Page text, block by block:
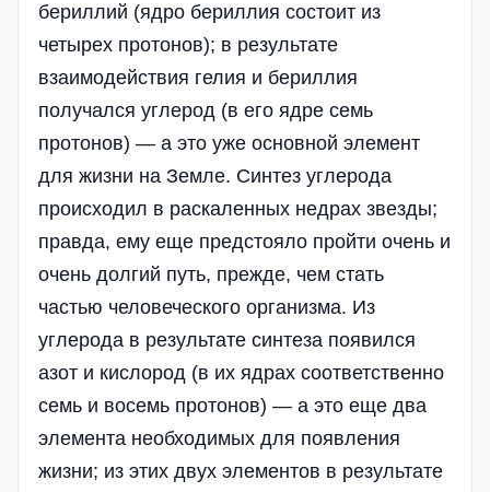
бериллий (ядро бериллия состоит из
четырех протонов); в результате
взаимодействия гелия и бериллия
получался углерод (в его ядре семь
протонов) — а это уже основной элемент
для жизни на Земле. Синтез углерода
происходил в раскаленных недрах звезды;
правда, ему еще предстояло пройти очень и
очень долгий путь, прежде, чем стать
частью человеческого организма. Из
углерода в результате синтеза появился
азот и кислород (в их ядрах соответственно
семь и восемь протонов) — а это еще два
элемента необходимых для появления
жизни; из этих двух элементов в результате